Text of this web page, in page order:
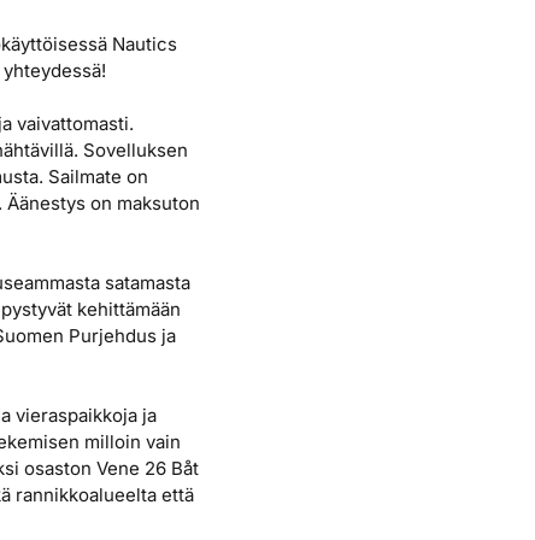
Nautics
vaivattomasti.
Sovelluksen
Sailmate on
on maksuton
satamasta
kehittämään
Purjehdus ja
vieraspaikkoja ja
milloin vain
osaston Vene 26 Båt
rannikkoalueelta että